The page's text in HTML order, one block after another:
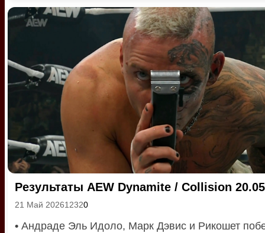
Результаты AEW Dynamite / Collision
21 Май 202612320
• Андраде Эль Идоло, Марк Дэвис и Рикошет